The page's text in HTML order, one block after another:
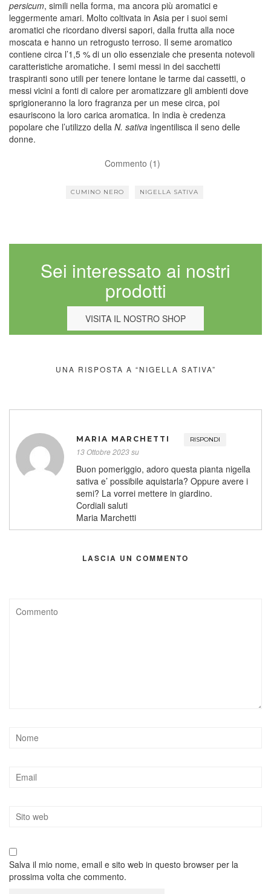
persicum, simili nella forma, ma ancora più aromatici e
leggermente amari. Molto coltivata in Asia per i suoi semi
aromatici che ricordano diversi sapori, dalla frutta alla noce
moscata e hanno un retrogusto terroso. Il seme aromatico
contiene circa l’1,5 % di un olio essenziale che presenta notevoli
caratteristiche aromatiche. I semi messi in dei sacchetti
traspiranti sono utili per tenere lontane le tarme dai cassetti, o
messi vicini a fonti di calore per aromatizzare gli ambienti dove
sprigioneranno la loro fragranza per un mese circa, poi
esauriscono la loro carica aromatica. In india è credenza
popolare che l’utilizzo della N. sativa ingentilisca il seno delle
donne.
Commento (1)
CUMINO NERO NIGELLA SATIVA
Sei interessato ai nostri
prodotti
VISITA IL NOSTRO SHOP
UNA RISPOSTA A “NIGELLA SATIVA”
MARIA MARCHETTI RISPONDI
13 Ottobre 2023 su
Buon pomeriggio, adoro questa pianta nigella
sativa e’ possibile aquistarla? Oppure avere i
semi? La vorrei mettere in giardino.
Cordiali saluti
Maria Marchetti
LASCIA UN COMMENTO
Salva il mio nome, email e sito web in questo browser per la
prossima volta che commento.